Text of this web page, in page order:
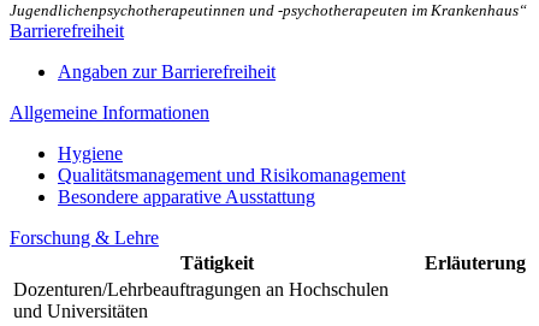
Jugendlichenpsychotherapeutinnen und -psychotherapeuten im Krankenhaus“
Barrierefreiheit
Angaben zur Barrierefreiheit
Allgemeine Informationen
Hygiene
Qualitätsmanagement und Risikomanagement
Besondere apparative Ausstattung
Forschung & Lehre
Tätigkeit
Erläuterung
Dozenturen/Lehrbeauftragungen an Hochschulen
und Universitäten